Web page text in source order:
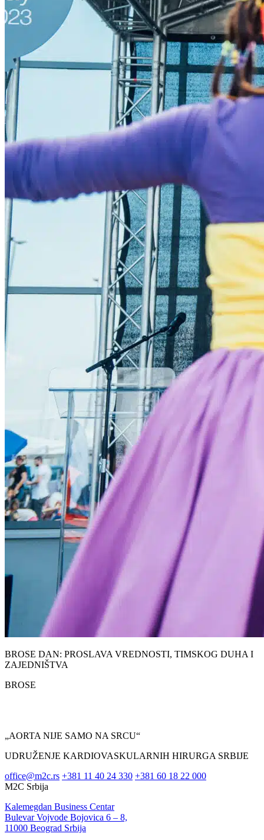
BROSE DAN: PROSLAVA VREDNOSTI, TIMSKOG DUHA I
ZAJEDNIŠTVA
BROSE
„AORTA NIJE SAMO NA SRCU“
UDRUŽENJE KARDIOVASKULARNIH HIRURGA SRBIJE
office@m2c.rs +381 11 40 24 330 +381 60 18 22 000
M2C Srbija
Kalemegdan Business Centar
Bulevar Vojvode Bojovica 6 – 8,
11000 Beograd Srbija